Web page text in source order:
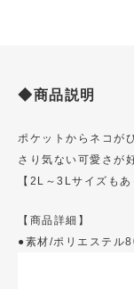
◆商品説明
ポケットからネコが
さり気ない可愛さが
【2L～3Lサイズもあ
【商品詳細】
●素材/ポリエステル